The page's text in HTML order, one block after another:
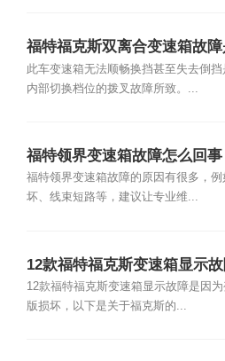
福特福克斯双离合变速箱故
原因？
此车变速箱无法顺畅换挡甚至失去倒挡
内部切换档位的拨叉故障所致。...
福特领界变速箱故障怎么回事
福特领界变速箱故障的原因有很多，例
坏、线束短路等，建议让专业维...
12款福特福克斯变速箱显示
么原因？
12款福特福克斯变速箱显示故障是因
版损坏，以下是关于福克斯的...